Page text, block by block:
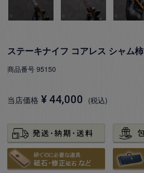
ステーキナイフ コアレス シャム柿
商品番号 95150
当店価格 ¥ 44,000 税込